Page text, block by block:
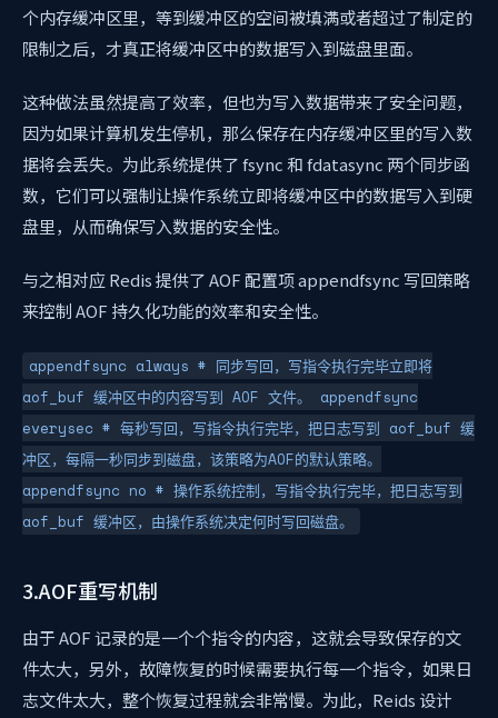
个内存缓冲区里，等到缓冲区的空间被填满或者超过了制定的
限制之后，才真正将缓冲区中的数据写入到磁盘里面。
这种做法虽然提高了效率，但也为写入数据带来了安全问题，
因为如果计算机发生停机，那么保存在内存缓冲区里的写入数
据将会丢失。为此系统提供了 fsync 和 fdatasync 两个同步函
数，它们可以强制让操作系统立即将缓冲区中的数据写入到硬
盘里，从而确保写入数据的安全性。
与之相对应 Redis 提供了 AOF 配置项 appendfsync 写回策略
来控制 AOF 持久化功能的效率和安全性。
appendfsync always # 同步写回，写指令执行完毕立即将
aof_buf 缓冲区中的内容写到 AOF 文件。 appendfsync
everysec # 每秒写回，写指令执行完毕，把日志写到 aof_buf 缓
冲区，每隔一秒同步到磁盘，该策略为AOF的默认策略。
appendfsync no # 操作系统控制，写指令执行完毕，把日志写到
aof_buf 缓冲区，由操作系统决定何时写回磁盘。
3.AOF重写机制
由于 AOF 记录的是一个个指令的内容，这就会导致保存的文
件太大，另外，故障恢复的时候需要执行每一个指令，如果日
志文件太大，整个恢复过程就会非常慢。为此，Reids 设计